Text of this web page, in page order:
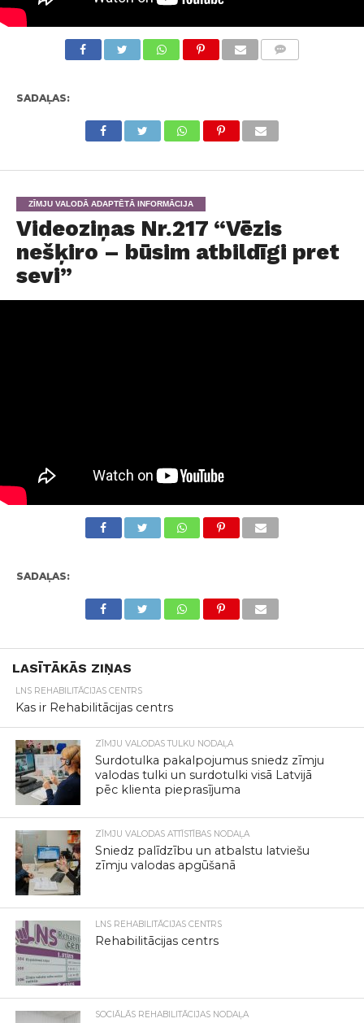
SADAĻAS:
ZĪMJU VALODĀ ADAPTĒTĀ INFORMĀCIJA
Videoziņas Nr.217 “Vēzis
nešķiro – būsim atbildīgi pret
sevi”
SADAĻAS:
LASĪTĀKĀS ZIŅAS
LNS REHABILITĀCIJAS CENTRS
Kas ir Rehabilitācijas centrs
ZĪMJU VALODAS TULKU NODAĻA
Surdotulka pakalpojumus sniedz zīmju
valodas tulki un surdotulki visā Latvijā
pēc klienta pieprasījuma
ZĪMJU VALODAS ATTĪSTĪBAS NODAĻA
Sniedz palīdzību un atbalstu latviešu
zīmju valodas apgūšanā
LNS REHABILITĀCIJAS CENTRS
Rehabilitācijas centrs
SOCIĀLĀS REHABILITĀCIJAS NODAĻA